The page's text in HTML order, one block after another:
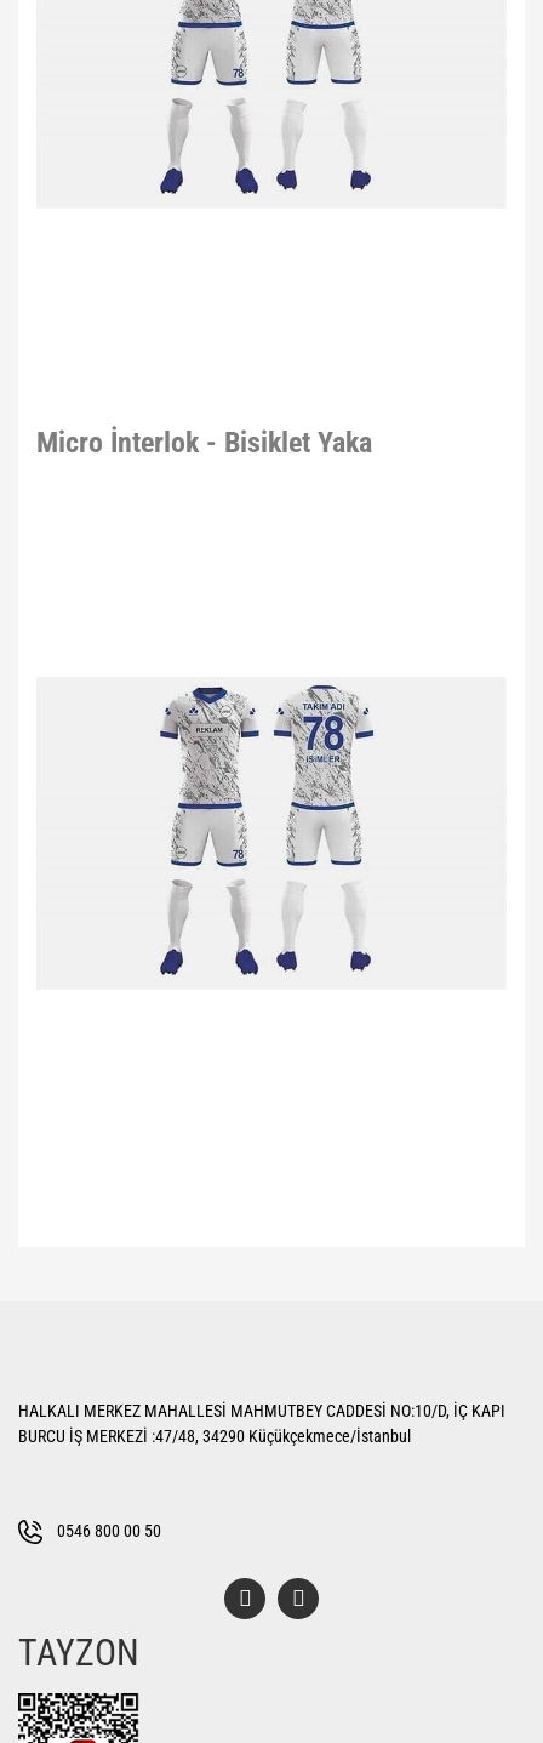
Micro İnterlok - Bisiklet Yaka
Ürün açıklamasında eksik bilgiler bulunuyor.
Bu ürüne benzer farklı alternatifler olmalı.
HALKALI MERKEZ MAHALLESİ MAHMUTBEY CADDESİ NO:10/D, İÇ KAPI
BURCU İŞ MERKEZİ :47/48, 34290 Küçükçekmece/İstanbul
0546 800 00 50
TAYZON